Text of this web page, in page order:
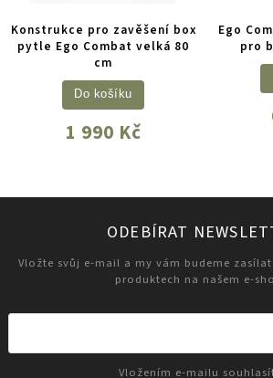
Konstrukce pro zavěšení box
pytle Ego Combat velká 80
cm
1 990 Kč
Do košíku
Ego
pro
ODEBÍRAT
Vložte svůj e-mail a my vám budeme
produktech na našem e-